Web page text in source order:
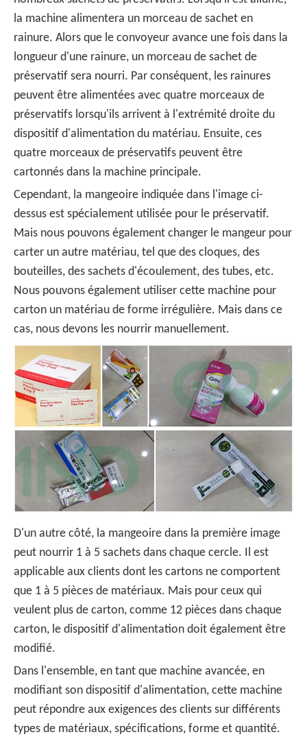
la machine alimentera un morceau de sachet en
rainure. Alors que le convoyeur avance une fois dans la
longueur d'une rainure, un morceau de sachet de
préservatif sera nourri. Par conséquent, les rainures
peuvent être alimentées avec quatre morceaux de
préservatifs lorsqu'ils arrivent à l'extrémité droite du
dispositif d'alimentation du matériau. Ensuite, ces
quatre morceaux de préservatifs peuvent être
cartonnés dans la machine principale.
Cependant, la mangeoire indiquée dans l'image ci-
dessus est spécialement utilisée pour le préservatif.
Mais nous pouvons également changer le mangeur pour
carter un autre matériau, tel que des cloques, des
bouteilles, des sachets d'écoulement, des tubes, etc.
Nous pouvons également utiliser cette machine pour
carton un matériau de forme irrégulière. Mais dans ce
cas, nous devons les nourrir manuellement.
D'un autre côté, la mangeoire dans la première image
peut nourrir 1 à 5 sachets dans chaque cercle. Il est
applicable aux clients dont les cartons ne comportent
que 1 à 5 pièces de matériaux. Mais pour ceux qui
veulent plus de carton, comme 12 pièces dans chaque
carton, le dispositif d'alimentation doit également être
modifié.
Dans l'ensemble, en tant que machine avancée, en
modifiant son dispositif d'alimentation, cette machine
peut répondre aux exigences des clients sur différents
types de matériaux, spécifications, forme et quantité.